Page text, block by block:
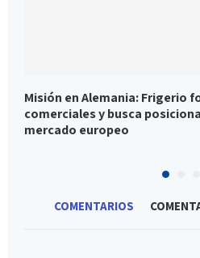
Misión en Alemania: Frigerio
comerciales y busca
mercado europeo
COMENTARIOS